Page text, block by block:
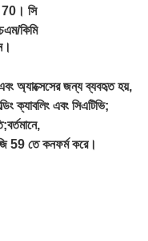
70। সি
/কিমি
অ্যাক্সেসের জন্য ব্যবহৃত হয়,
ক্যাবলিং এবং সিএটিভি;
59 তে কনফর্ম করে।